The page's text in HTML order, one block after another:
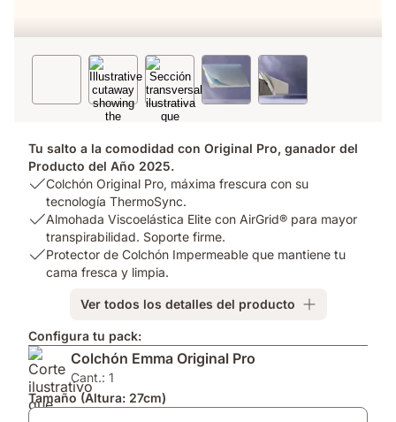
Tu salto a la comodidad con Original Pro, ganador del
Producto del Año 2025.
USP
Colchón
Original
Pro,
máxima
tecnología
ThermoSync.
Colchón Original Pro, máxima frescura con su
tecnología ThermoSync.
USP
Almohada
Viscoelástica
para
mayor
transpirabilidad.
Soporte
firme.
Almohada Viscoelástica Elite con AirGrid® para mayor
transpirabilidad. Soporte firme.
USP
Impermeable
que
mantiene
tu
cama
Protector de Colchón Impermeable que mantiene tu
cama fresca y limpia.
Ver todos los detalles del producto
Configura tu pack:
Colchón Emma Original Pro
Cant.: 1
Tamaño (Altura: 27cm)